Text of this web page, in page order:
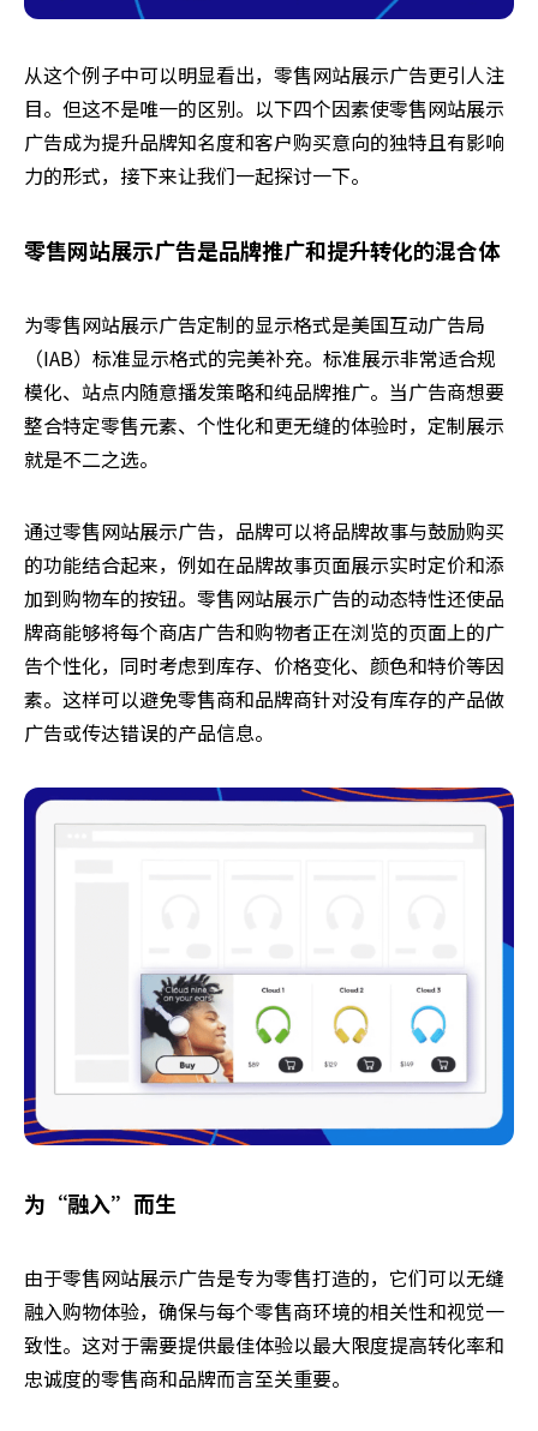
从这个例子中可以明显看出，零售网站展示广告更引人注
目。但这不是唯一的区别。以下四个因素使零售网站展示
广告成为提升品牌知名度和客户购买意向的独特且有影响
力的形式，接下来让我们一起探讨一下。
零售网站展示广告是品牌推广和提升转化的混合体
为零售网站展示广告定制的显示格式是美国互动广告局
（IAB）标准显示格式的完美补充。标准展示非常适合规
模化、站点内随意播发策略和纯品牌推广。当广告商想要
整合特定零售元素、个性化和更无缝的体验时，定制展示
就是不二之选。
通过零售网站展示广告，品牌可以将品牌故事与鼓励购买
的功能结合起来，例如在品牌故事页面展示实时定价和添
加到购物车的按钮。零售网站展示广告的动态特性还使品
牌商能够将每个商店广告和购物者正在浏览的页面上的广
告个性化，同时考虑到库存、价格变化、颜色和特价等因
素。这样可以避免零售商和品牌商针对没有库存的产品做
广告或传达错误的产品信息。
为“融入”而生
由于零售网站展示广告是专为零售打造的，它们可以无缝
融入购物体验，确保与每个零售商环境的相关性和视觉一
致性。这对于需要提供最佳体验以最大限度提高转化率和
忠诚度的零售商和品牌而言至关重要。